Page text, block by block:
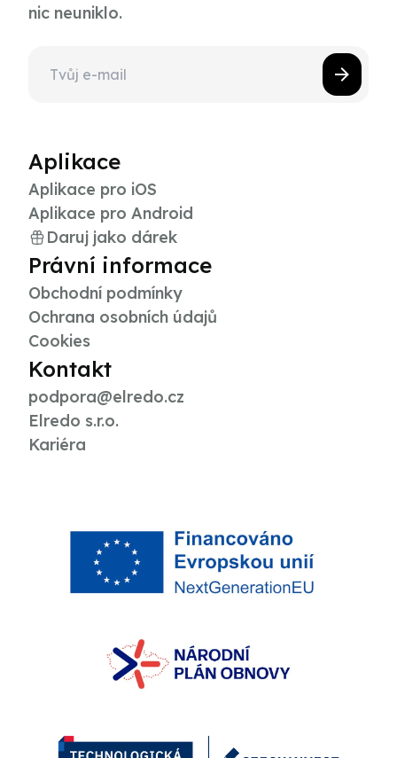
nic neuniklo.
Aplikace
Aplikace pro iOS
Aplikace pro Android
Daruj jako dárek
Právní informace
Obchodní podmínky
Ochrana osobních údajů
Cookies
Kontakt
podpora@elredo.cz
Elredo s.r.o.
Kariéra